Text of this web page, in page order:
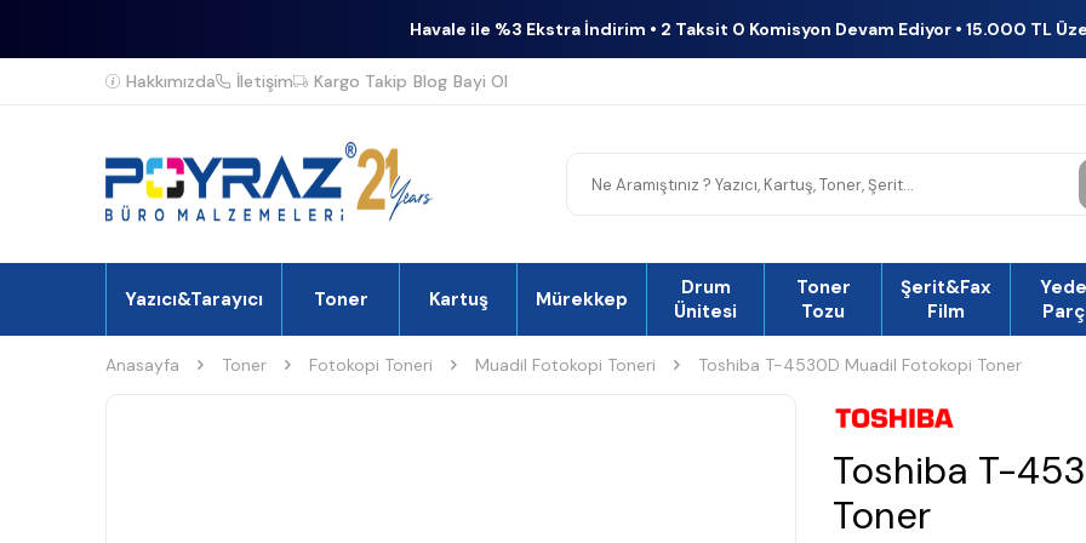
Havale ile %3 Ekstra İndirim • 2 Taksit 0 Komisyon Devam Ediyor • 15.000 TL
Hakkımızda İletişim Kargo Takip Blog Bayi Ol
Yazıcı&Tarayıcı Toner Kartuş Mürekkep
Drum
Ünitesi
Toner
Tozu
Şerit&Fax
Film
Anasayfa Toner Fotokopi Toneri Muadil Fotokopi Toneri Toshiba T-4530D Muadil Fotokopi Toner
Toshiba T-
Toner